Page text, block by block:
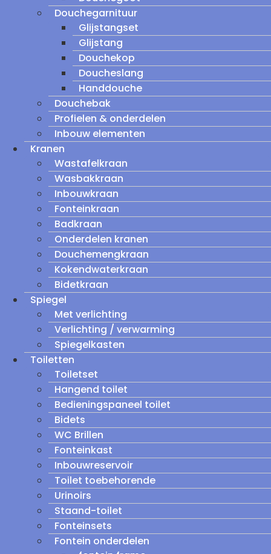
Douchegarnituur
Glijstangset
Glijstang
Douchekop
Doucheslang
Handdouche
Douchebak
Profielen & onderdelen
Inbouw elementen
Kranen
Wastafelkraan
Wasbakkraan
Inbouwkraan
Fonteinkraan
Badkraan
Onderdelen kranen
Douchemengkraan
Kokendwaterkraan
Bidetkraan
Spiegel
Met verlichting
Verlichting / verwarming
Spiegelkasten
Toiletten
Toiletset
Hangend toilet
Bedieningspaneel toilet
Bidets
WC Brillen
Fonteinkast
Inbouwreservoir
Toilet toebehorende
Urinoirs
Staand-toilet
Fonteinsets
Fontein onderdelen